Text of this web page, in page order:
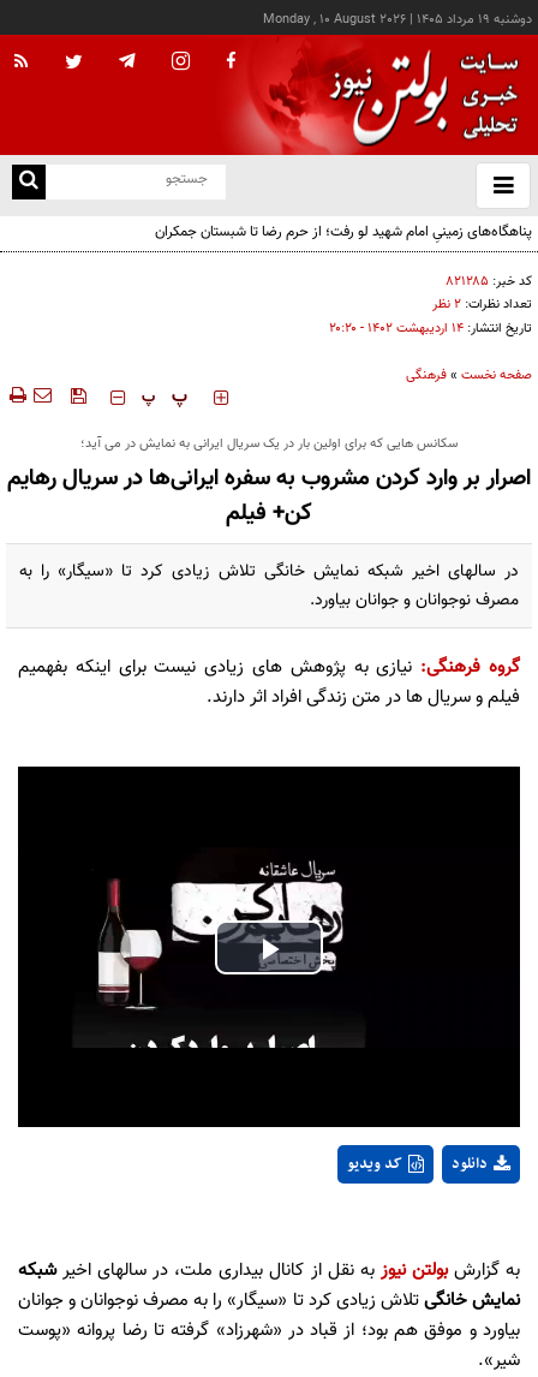
دوشنبه ۱۹ مرداد ۱۴۰۵ |
Monday , 10 August 2026
باز
و
پناهگاه‌های زمینیِ امام شهید لو رفت؛ از حرم رضا تا شبستان جمکران
کد خبر: ۸۲۱۲۸۵
تعداد نظرات: ۲ نظر
تاریخ انتشار: ۱۴ ارديبهشت ۱۴۰۲ - ۲۰:۲۰
صفحه نخست »فرهنگی
‍‍‍ پ پ
سکانس هایی که برای اولین بار در یک سریال ایرانی به نمایش در می آید؛
اصرار بر وارد کردن مشروب به سفره ایرانی‌ها در سریال رهایم
کن+ فیلم
در سالهای اخیر شبکه نمایش خانگی تلاش زیادی کرد تا «سیگار» را به
مصرف نوجوانان و جوانان بیاورد.
گروه فرهنگی: نیازی به پژوهش های زیادی نیست برای اینکه بفهمیم
فیلم و سریال ها در متن زندگی افراد اثر دارند.
Play
Video
کد ویدیو دانلود
به گزارش بولتن نیوز به نقل از کانال بیداری ملت، در سالهای اخیرشبکه
نمایش خانگیتلاش زیادی کرد تا «سیگار» را به مصرف نوجوانان و جوانان
بیاورد و موفق هم بود؛ از قباد در «شهرزاد» گرفته تا رضا پروانه «پوست
شیر».